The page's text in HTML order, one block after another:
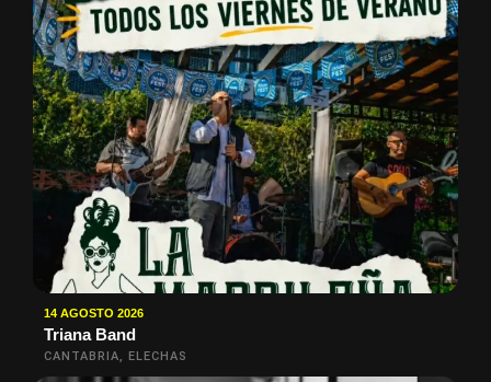
14 AGOSTO 2026
Triana Band
CANTABRIA, ELECHAS